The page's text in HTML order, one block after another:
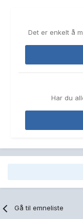
Det er enkelt å
Har du
Gå til emneliste